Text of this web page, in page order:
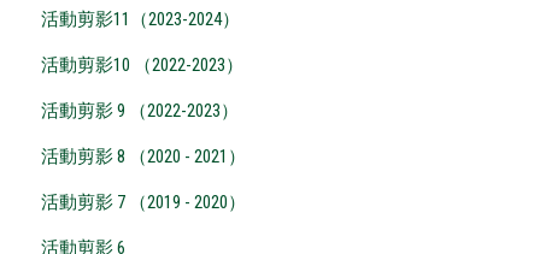
活動剪影11（2023-2024）
活動剪影10 （2022-2023）
活動剪影 9 （2022-2023）
活動剪影 8 （2020 - 2021）
活動剪影 7 （2019 - 2020）
活動剪影 6